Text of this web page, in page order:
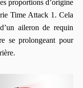
proportions d’origine
Time Attack 1. Cela
aileron de requin
se prolongeant pour